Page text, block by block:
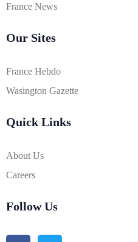
France News
Our Sites
France Hebdo
Wasington Gazette
Quick Links
About Us
Careers
Follow Us